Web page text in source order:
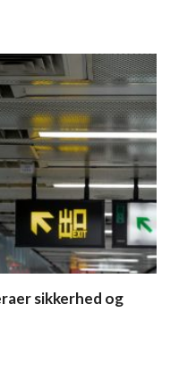
sikkerhed og